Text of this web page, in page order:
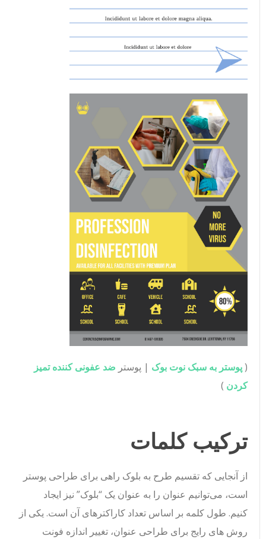
پوستر به سبک نوت بوک| پوسترضد عفونی کننده تمیز
کردن)
ترکیب کلمات
از آنجایی که تقسیم طرح به بلوک راهی برای طراحی پوستر
است، می‌توانیم عنوان را به عنوان یک “بلوک” نیز ایجاد
کنیم. طول کلمه بر اساس تعداد کاراکترهای آن است. یکی از
روش های رایج برای طراحی عنوان، تغییر اندازه فونت